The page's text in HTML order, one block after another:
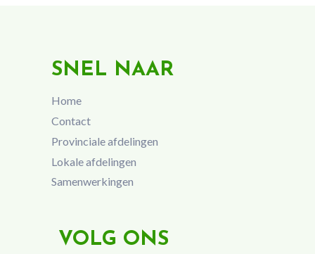
SNEL NAAR
Home
Contact
Provinciale afdelingen
Lokale afdelingen
Samenwerkingen
VOLG ONS